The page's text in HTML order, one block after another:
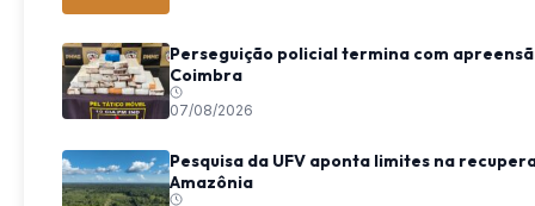
Perseguição policial termina com
Coimbra
07/08/2026
Pesquisa da UFV aponta limites na
Amazônia